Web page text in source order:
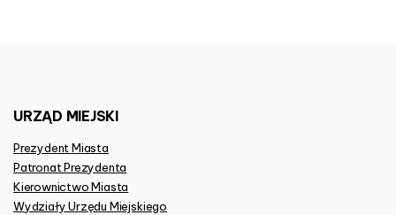
URZĄD MIEJSKI
Prezydent Miasta
Patronat Prezydenta
Kierownictwo Miasta
Wydziały Urzędu Miejskiego